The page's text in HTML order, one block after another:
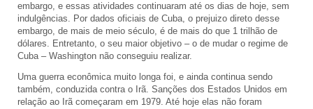
embargo, e essas atividades continuaram até os dias de hoje, sem
indulgências. Por dados oficiais de Cuba, o prejuizo direto desse
embargo, de mais de meio século, é de mais do que 1 trilhão de
dólares. Entretanto, o seu maior objetivo – o de mudar o regime de
Cuba – Washington não conseguiu realizar.
Uma guerra econômica muito longa foi, e ainda continua sendo
também, conduzida contra o Irã. Sanções dos Estados Unidos em
relação ao Irã começaram em 1979. Até hoje elas não foram